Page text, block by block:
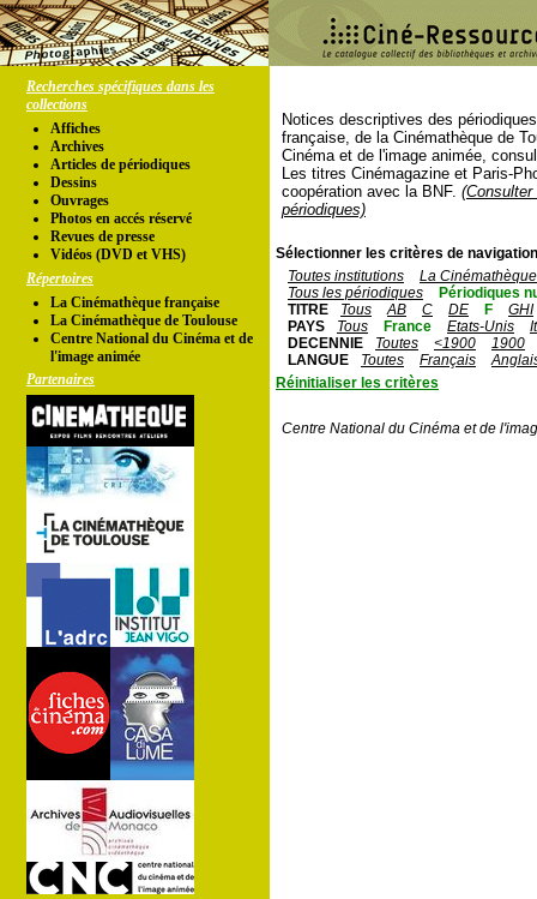
Recherches spécifiques dans les
collections
Affiches
Archives
Articles de périodiques
Dessins
Ouvrages
Photos en accés réservé
Revues de presse
Vidéos (DVD et VHS)
Répertoires
La Cinémathèque française
La Cinémathèque de Toulouse
Centre National du Cinéma et de
l'image animée
Partenaires
Notices descriptives des
française, de la Cinémathèque de
Cinéma et de l'image animée,
Les titres Cinémagazine et Paris-
coopération avec la BNF.
périodiques)
Sélectionner les critères de
Toutes institutions
La
Tous les périodiques
Périodiques
TITRE
Tous AB C DE F
GHI
PAYS
Tous France Etats-Unis
DECENNIE
Toutes <1900
1900
LANGUE
Toutes Français
Réinitialiser les critères
Centre National du Cinéma et de